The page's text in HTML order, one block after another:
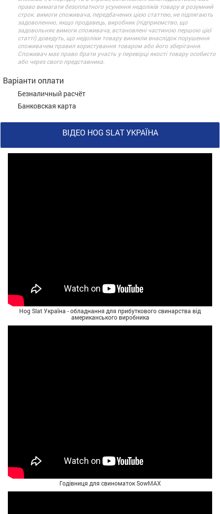
право вимагати безоплатного усунення недоліків товару в розумний
строк. вимоги споживача, передбачених цією статтею, не підлягають
задоволенню, якщо продавець, виробник (підприємство, що
задовольняє вимоги споживача, встановлені частиною першою цієї
статті) доведуть, що недоліки товару виникли внаслідок порушення
споживачем правил користування товаром або його зберігання.
Споживач має право брати участь у перевірці якості товару особисто
або через свого представника.
Варіанти оплати
Безналичный расчёт
Банковская карта
ВІДЕО HOG SLAT УКРАЇНА
Hog Slat Україна - обладнання для прибуткового свинарства від
американського виробника
Годівниця для свиноматок SowMAX